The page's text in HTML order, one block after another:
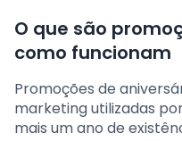
O que são
como funcionam
Promoções de
marketing utilizadas
mais um ano de